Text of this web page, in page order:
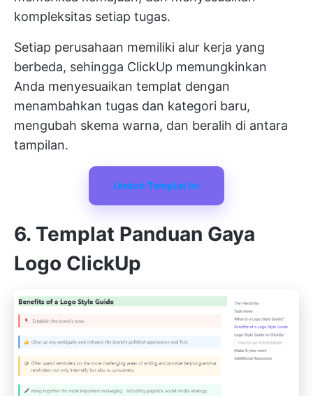
kompleksitas setiap tugas.
Setiap perusahaan memiliki alur kerja yang
berbeda, sehingga ClickUp memungkinkan
Anda menyesuaikan templat dengan
menambahkan tugas dan kategori baru,
mengubah skema warna, dan beralih di antara
tampilan.
Unduh Templat Ini
6. Templat Panduan Gaya
Logo ClickUp